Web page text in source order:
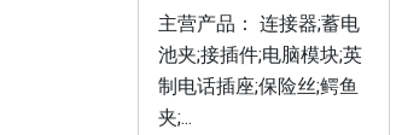
主营产品： 连接器;蓄电
池夹;接插件;电脑模块;英
制电话插座;保险丝;鳄鱼
夹;...